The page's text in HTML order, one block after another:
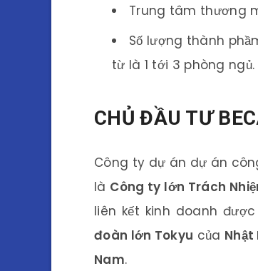
Trung tâm thương
Số lượng thành
từ là 1 tới 3 phòng ngủ.
CHỦ ĐẦU TƯ
Công ty dự án dự án
là Công ty lớn Trách
liên kết kinh doanh
đoàn lớn Tokyu của Nhật
Nam.